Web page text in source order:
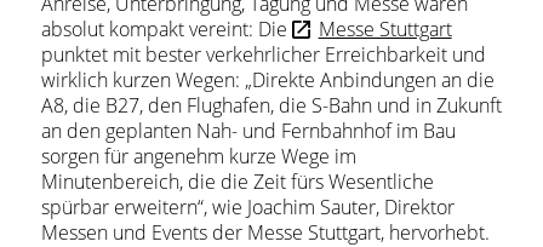
absolut kompakt vereint: Die
Messe Stuttgart
punktet mit bester verkehrlicher Erreichbarkeit und
wirklich kurzen Wegen: „Direkte Anbindungen an die
A8, die B27, den Flughafen, die S-Bahn und in Zukunft
an den geplanten Nah- und Fernbahnhof im Bau
sorgen für angenehm kurze Wege im
Minutenbereich, die die Zeit fürs Wesentliche
spürbar erweitern“, wie Joachim Sauter, Direktor
Messen und Events der Messe Stuttgart, hervorhebt.